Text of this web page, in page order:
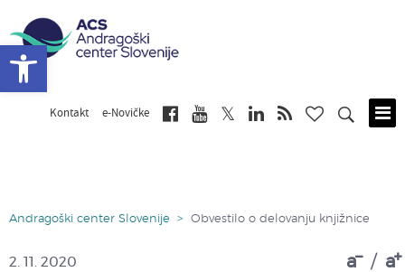
Kontakt e-Novičke
Andragoški center Slovenije > Obvestilo o delovanju knjižnice
a / a
2. 11. 2020
Open toolbar